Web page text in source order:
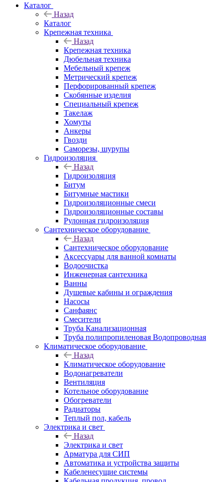
Каталог
Назад
Каталог
Крепежная техника
Назад
Крепежная техника
Дюбельная техника
Мебельный крепеж
Метрический крепеж
Перфорированный крепеж
Скобянные изделия
Специальный крепеж
Такелаж
Хомуты
Анкеры
Гвозди
Саморезы, шурупы
Гидроизоляция
Назад
Гидроизоляция
Битум
Битумные мастики
Гидроизоляционные смеси
Гидроизоляционные составы
Рулонная гидроизоляция
Сантехническое оборудование
Назад
Сантехническое оборудование
Аксессуары для ванной комнаты
Водоочистка
Инженерная сантехника
Ванны
Душевые кабины и ограждения
Насосы
Санфаянс
Смесители
Труба Канализационная
Труба полипропиленовая Водопроводная
Климатическое оборудование
Назад
Климатическое оборудование
Водонагреватели
Вентиляция
Котельное оборудование
Обогреватели
Радиаторы
Теплый пол, кабель
Электрика и свет
Назад
Электрика и свет
Арматура для СИП
Автоматика и устройства защиты
Кабеленесущие системы